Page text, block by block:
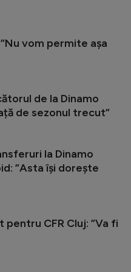
vom permite așa
de la Dinamo
de sezonul trecut”
la Dinamo
”Asta își dorește
CFR Cluj: ”Va fi